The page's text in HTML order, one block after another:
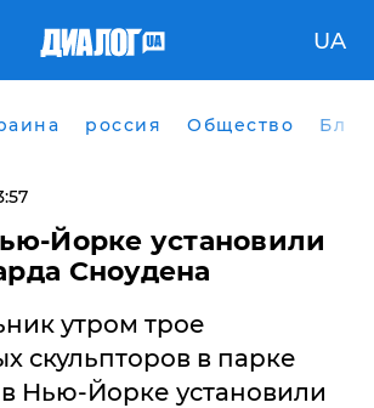
UA
россия Общество
Йорке установили
Сноудена
утром ​трое
скульпторов в парке
Нью-Йорке установили